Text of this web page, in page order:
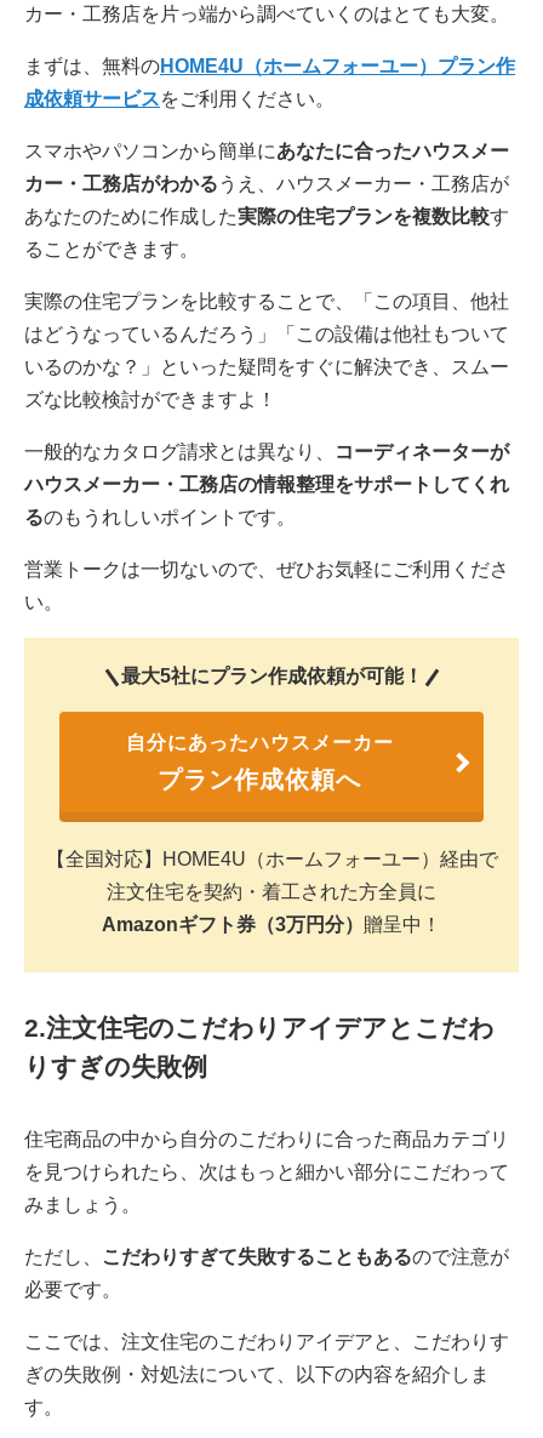
カー・工務店を片っ端から調べていくのはとても大変。
まずは、無料のHOME4U（ホームフォーユー）プラン作
成依頼サービスをご利用ください。
スマホやパソコンから簡単にあなたに合ったハウスメー
カー・工務店がわかる うえ、ハウスメーカー・工務店が
あなたのために作成した実際の住宅プランを複数比較す
ることができます。
実際の住宅プランを比較することで、「この項目、他社
はどうなっているんだろう」「この設備は他社もついて
いるのかな？」といった疑問をすぐに解決でき、スムー
ズな比較検討ができますよ！
一般的なカタログ請求とは異なり、
コーディネーターが
ハウスメーカー・工務店の情報整理をサポートしてくれ
るのもうれしいポイントです。
営業トークは一切ないので、ぜひお気軽にご利用くださ
い。
最大5社にプラン作成依頼が可能！
自分にあったハウスメーカー
プラン作成依頼へ
【全国対応】HOME4U（ホームフォーユー）経由で
注文住宅を契約・着工された方全員に
Amazonギフト券（3万円分） 贈呈中！
2.注文住宅のこだわりアイデアとこだわ
りすぎの失敗例
住宅商品の中から自分のこだわりに合った商品カテゴリ
を見つけられたら、次はもっと細かい部分にこだわって
みましょう。
ただし、 こだわりすぎて失敗することもあるので注意が
必要です。
ここでは、注文住宅のこだわりアイデアと、こだわりす
ぎの失敗例・対処法について、以下の内容を紹介しま
す。